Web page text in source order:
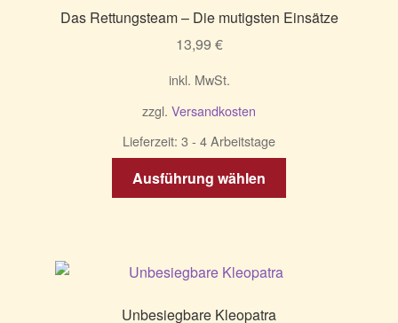
Das Rettungsteam – Die mutigsten Einsätze
13,99 €
inkl. MwSt.
zzgl. Versandkosten
Lieferzeit: 3 - 4 Arbeitstage
Ausführung wählen
Unbesiegbare Kleopatra